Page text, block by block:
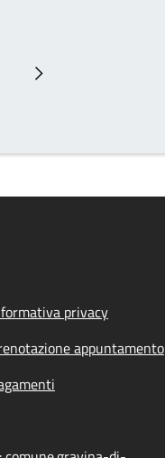
Prossima pagina
privacy
appuntamento